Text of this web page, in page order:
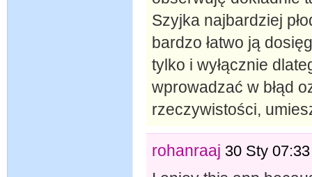
Szyjka najbardziej
bardzo łatwo ją
tylko i wyłącznie
wprowadzać w błąd
rzeczywistości,
rohanraaj 30 Sty 07:33